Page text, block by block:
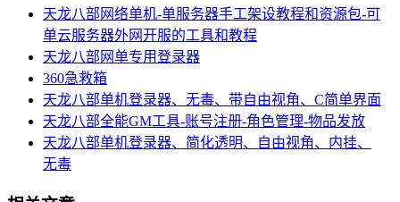
天龙八部网络单机-单服务器手工架设教程和资源包-可
单云服务器外网开服的工具和教程
天龙八部网单专用登录器
360急救箱
天龙八部单机登录器、无毒、带自由视角、C简单界面
天龙八部全能GM工具-账号注册-角色管理-物品发放
天龙八部单机登录器、简化透明、自由视角、内挂、
无毒